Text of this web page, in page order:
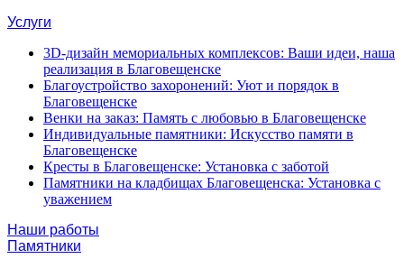
Услуги
3D-дизайн мемориальных комплексов: Ваши идеи, наша
реализация в Благовещенске
Благоустройство захоронений: Уют и порядок в
Благовещенске
Венки на заказ: Память с любовью в Благовещенске
Индивидуальные памятники: Искусство памяти в
Благовещенске
Кресты в Благовещенске: Установка с заботой
Памятники на кладбищах Благовещенска: Установка с
уважением
Наши работы
Памятники